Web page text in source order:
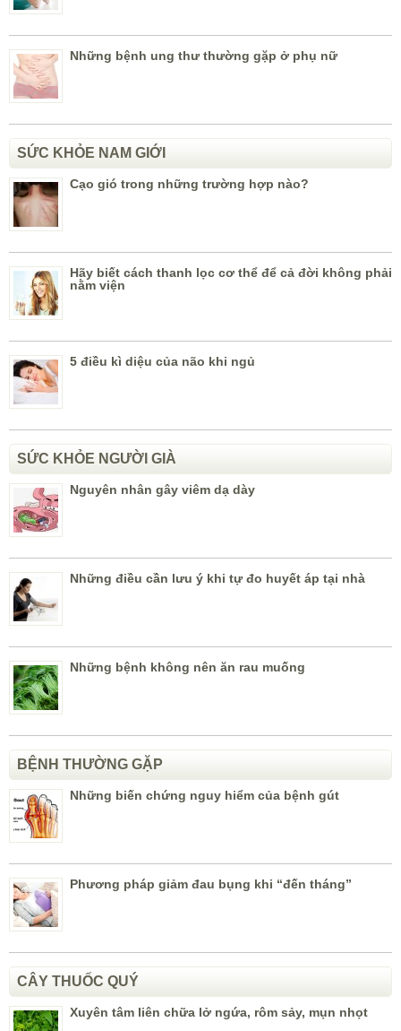
Những bệnh ung thư thường gặp ở phụ nữ
SỨC KHỎE NAM GIỚI
Cạo gió trong những trường hợp nào?
Hãy biết cách thanh lọc cơ thể để cả đời không phải
nằm viện
5 điều kì diệu của não khi ngủ
SỨC KHỎE NGƯỜI GIÀ
Nguyên nhân gây viêm dạ dày
Những điều cần lưu ý khi tự đo huyết áp tại nhà
Những bệnh không nên ăn rau muống
BỆNH THƯỜNG GẶP
Những biến chứng nguy hiểm của bệnh gút
Phương pháp giảm đau bụng khi “đến tháng”
CÂY THUỐC QUÝ
Xuyên tâm liên chữa lở ngứa, rôm sảy, mụn nhọt